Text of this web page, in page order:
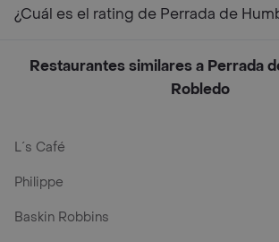
¿Cuál es el rating de Perrada de
Restaurantes similares a Perrada
Robledo
L´s Café
Philippe
Baskin Robbins